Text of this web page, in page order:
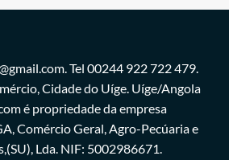
Tel 00244 922 722 479.
Cidade do Uíge. Uíge/Angola
é propriedade da empresa
Comércio Geral, Agro-Pecúaria e
Lda. NIF: 5002986671.